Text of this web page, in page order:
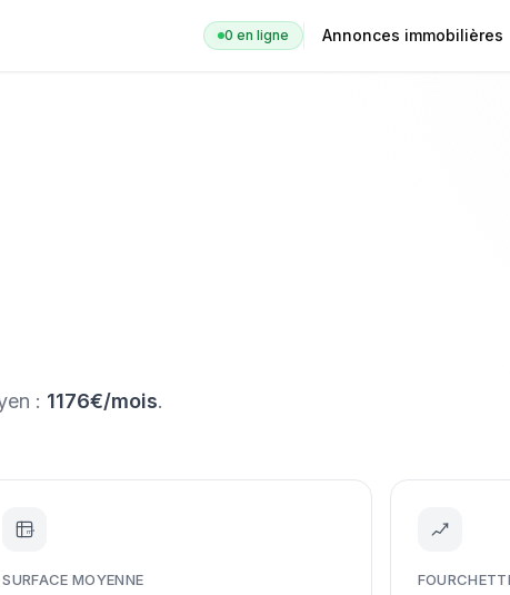
0 en ligne Annonces immobilières
: 1176€/mois.
m²
SURFACE MOYENNE